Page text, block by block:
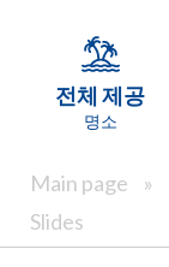
전체 제공
명소
Main page »
Slides